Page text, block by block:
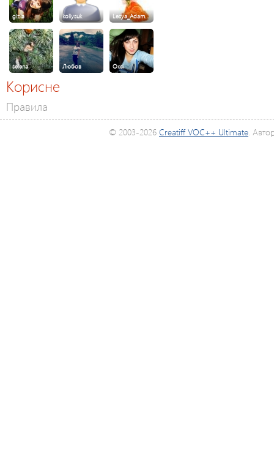
gizia koliysuk Lesya_Adam…
selena Любов Оксі
Корисне
Правила
© 2003-2026 Creatiff VOC++ Ultimate.